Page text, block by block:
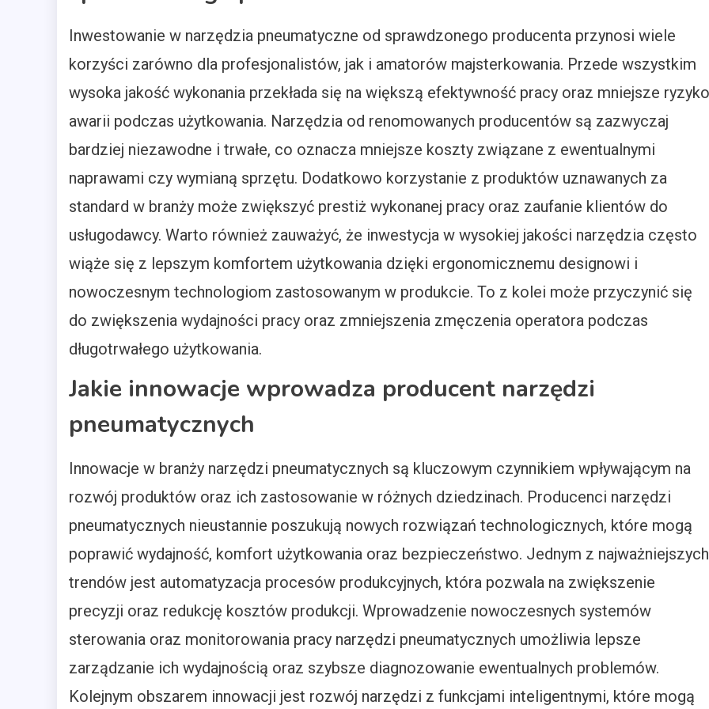
Inwestowanie w narzędzia pneumatyczne od sprawdzonego producenta przynosi wiele
korzyści zarówno dla profesjonalistów, jak i amatorów majsterkowania. Przede wszystkim
wysoka jakość wykonania przekłada się na większą efektywność pracy oraz mniejsze ryzyko
awarii podczas użytkowania. Narzędzia od renomowanych producentów są zazwyczaj
bardziej niezawodne i trwałe, co oznacza mniejsze koszty związane z ewentualnymi
naprawami czy wymianą sprzętu. Dodatkowo korzystanie z produktów uznawanych za
standard w branży może zwiększyć prestiż wykonanej pracy oraz zaufanie klientów do
usługodawcy. Warto również zauważyć, że inwestycja w wysokiej jakości narzędzia często
wiąże się z lepszym komfortem użytkowania dzięki ergonomicznemu designowi i
nowoczesnym technologiom zastosowanym w produkcie. To z kolei może przyczynić się
do zwiększenia wydajności pracy oraz zmniejszenia zmęczenia operatora podczas
długotrwałego użytkowania.
Jakie innowacje wprowadza producent narzędzi
pneumatycznych
Innowacje w branży narzędzi pneumatycznych są kluczowym czynnikiem wpływającym na
rozwój produktów oraz ich zastosowanie w różnych dziedzinach. Producenci narzędzi
pneumatycznych nieustannie poszukują nowych rozwiązań technologicznych, które mogą
poprawić wydajność, komfort użytkowania oraz bezpieczeństwo. Jednym z najważniejszych
trendów jest automatyzacja procesów produkcyjnych, która pozwala na zwiększenie
precyzji oraz redukcję kosztów produkcji. Wprowadzenie nowoczesnych systemów
sterowania oraz monitorowania pracy narzędzi pneumatycznych umożliwia lepsze
zarządzanie ich wydajnością oraz szybsze diagnozowanie ewentualnych problemów.
Kolejnym obszarem innowacji jest rozwój narzędzi z funkcjami inteligentnymi, które mogą